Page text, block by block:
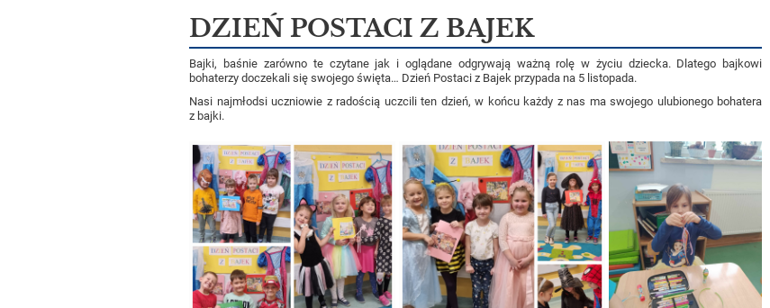
DZIEŃ POSTACI Z BAJEK
Bajki, baśnie zarówno te czytane jak i oglądane odgrywają ważną rolę w życiu dziecka. Dlatego bajkowi
bohaterzy doczekali się swojego święta… Dzień Postaci z Bajek przypada na 5 listopada.
Nasi najmłodsi uczniowie z radością uczcili ten dzień, w końcu każdy z nas ma swojego ulubionego bohatera
z bajki.